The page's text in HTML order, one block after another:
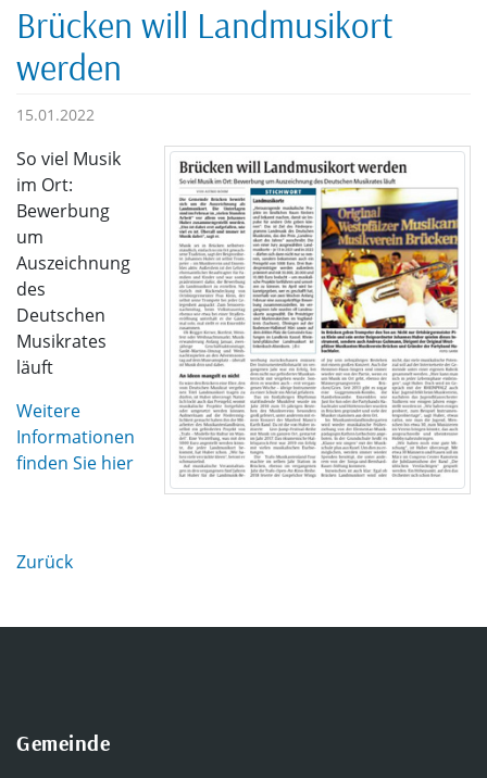
Brücken will Landmusikort
werden
15.01.2022
So viel Musik
im Ort:
Bewerbung
um
Auszeichnung
des
Deutschen
Musikrates
läuft
Weitere
Informationen
finden Sie hier
Zurück
Gemeinde